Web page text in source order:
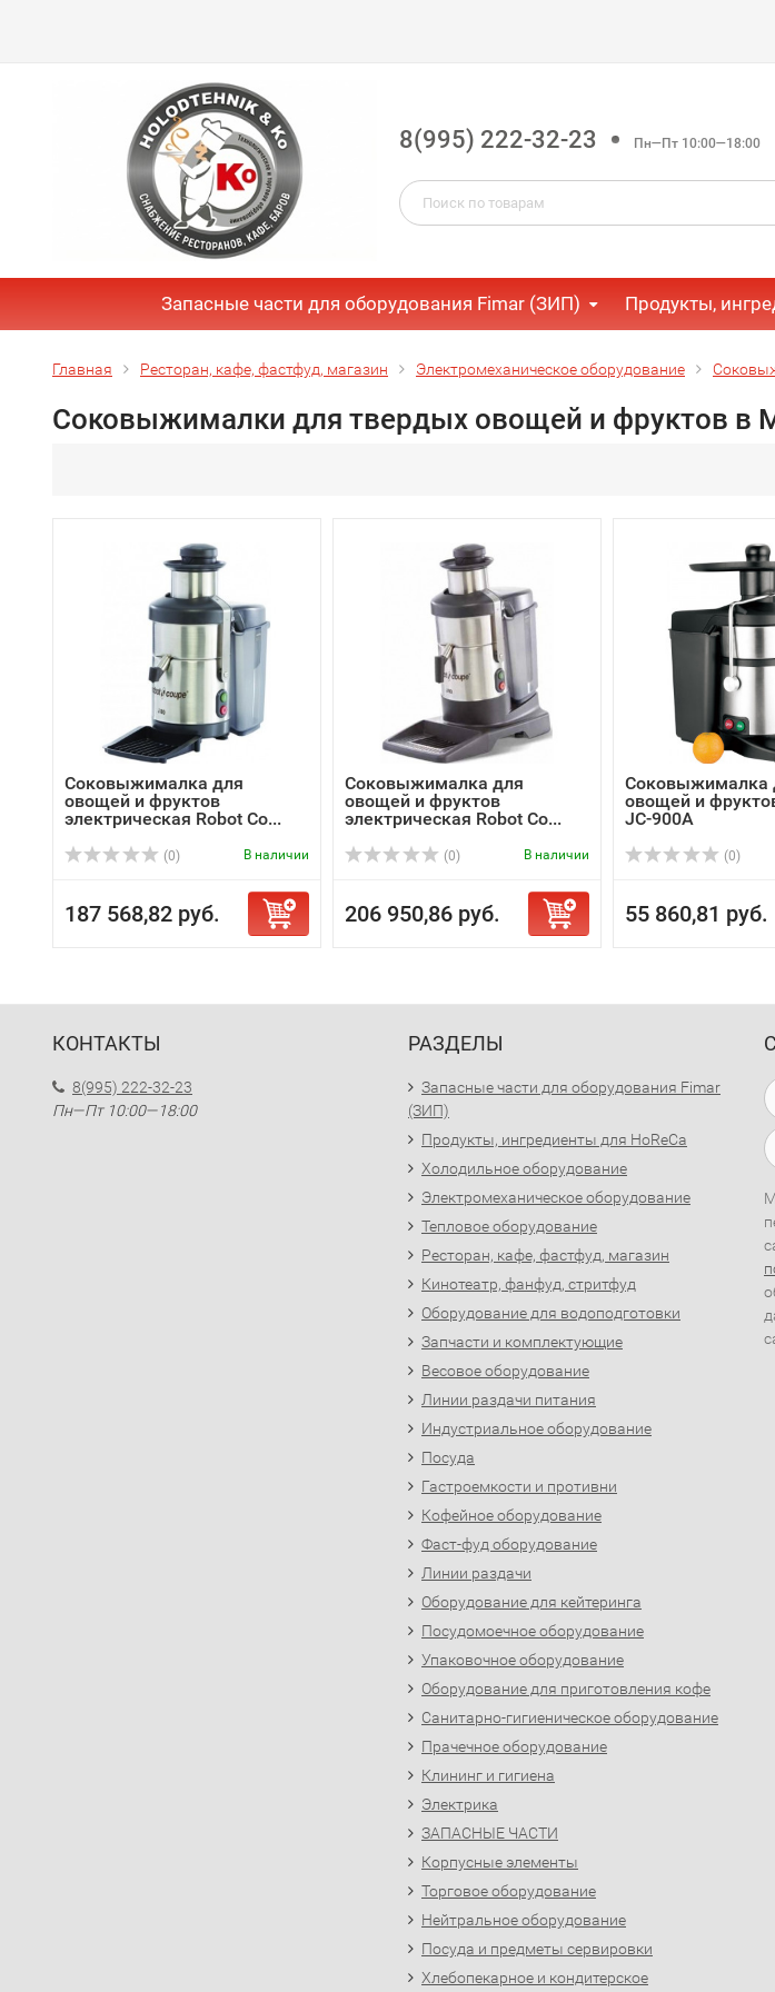
8(995) 222-32-23 Пн—Пт 10:00—18:00
Запасные части для оборудования Fimar (ЗИП) Продукты,
Главная Ресторан, кафе, фастфуд, магазин Электромеханическое оборудование
Соковыжималки для твердых овощей и фруктов в
Соковыжималка для
овощей и фруктов
электрическая Robot Co...
(0) В наличии
187 568,82 руб.
Соковыжималка для
овощей и фруктов
электрическая Robot Co...
(0) В наличии
206 950,86 руб.
Соковыжималка
овощей и
JC-900A
(0)
55 860,81 руб.
КОНТАКТЫ
8(995) 222-32-23
Пн—Пт 10:00—18:00
РАЗДЕЛЫ
Запасные части для оборудования Fimar
(ЗИП)
Продукты, ингредиенты для HoReCa
Холодильное оборудование
Электромеханическое оборудование
Тепловое оборудование
Ресторан, кафе, фастфуд, магазин
Кинотеатр, фанфуд, стритфуд
Оборудование для водоподготовки
Запчасти и комплектующие
Весовое оборудование
Линии раздачи питания
Индустриальное оборудование
Посуда
Гастроемкости и противни
Кофейное оборудование
Фаст-фуд оборудование
Линии раздачи
Оборудование для кейтеринга
Посудомоечное оборудование
Упаковочное оборудование
Оборудование для приготовления кофе
Санитарно-гигиеническое оборудование
Прачечное оборудование
Клининг и гигиена
Электрика
ЗАПАСНЫЕ ЧАСТИ
Корпусные элементы
Торговое оборудование
Нейтральное оборудование
Посуда и предметы сервировки
Хлебопекарное и кондитерское